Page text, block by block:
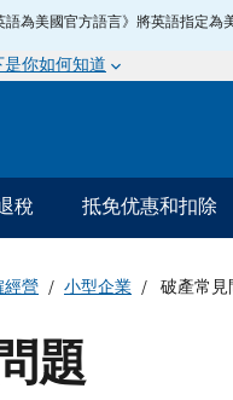
語為美國官方語言》將英語指定
是你如何知道
稅 抵免优惠和扣除
經營 小型企業 破產常見
題